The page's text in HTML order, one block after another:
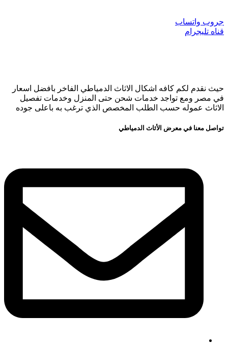
جروب واتساب
قناه تليجرام
حيث نقدم لكم كافه اشكال الاثاث الدمياطي الفاخر بافضل اسعار
في مصر ومع تواجد خدمات شحن حتى المنزل وخدمات تفصيل
الاثاث عموله حسب الطلب المخصص الذي ترغب به باعلى جوده
تواصل معنا في معرض الأثاث الدمياطي